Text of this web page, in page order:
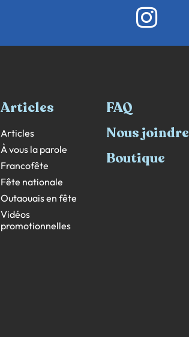
Articles
Articles
À vous la parole
Francofête
Fête nationale
Outaouais en fête
Vidéos
promotionnelles
FAQ
Nous joindre
Boutique